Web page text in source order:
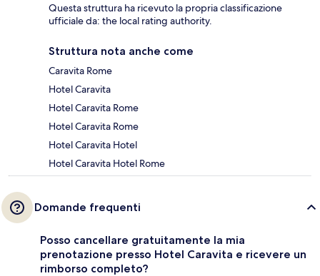
Questa struttura ha ricevuto la propria classificazione
ufficiale da: the local rating authority.
Struttura nota anche come
Caravita Rome
Hotel Caravita
Hotel Caravita Rome
Hotel Caravita Rome
Hotel Caravita Hotel
Hotel Caravita Hotel Rome
Domande frequenti
Posso cancellare gratuitamente la mia
prenotazione presso Hotel Caravita e ricevere un
rimborso completo?